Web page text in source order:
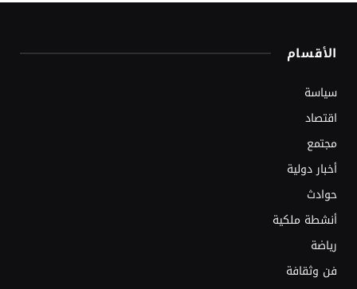
الأقسام
سياسة
اقتصاد
مجتمع
أخبار دولية
حوادث
أنشطة ملكية
رياضة
فن وثقافة